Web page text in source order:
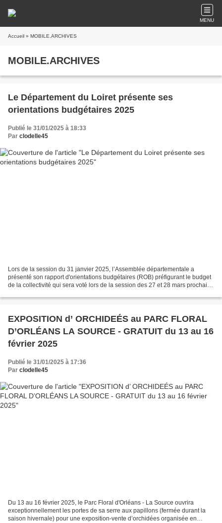
MENU
Accueil » MOBILE.ARCHIVES
MOBILE.ARCHIVES
Le Département du Loiret présente ses
orientations budgétaires 2025
Publié le 31/01/2025 à 18:33
Par clodelle45
Lors de la session du 31 janvier 2025, l’Assemblée départementale a
présenté son rapport d'orientations budgétaires (ROB) préfigurant le budget
de la collectivité qui sera voté lors de la session des 27 et 28 mars prochain.
EXPOSITION d’ ORCHIDEÉS au PARC FLORAL
D’ORLÉANS LA SOURCE - GRATUIT du 13 au 16
février 2025
Publié le 31/01/2025 à 17:36
Par clodelle45
Du 13 au 16 février 2025, le Parc Floral d'Orléans - La Source ouvrira
exceptionnellement les portes de sa serre aux papillons (fermée durant la
saison hivernale) pour une exposition-vente d’orchidées organisée en